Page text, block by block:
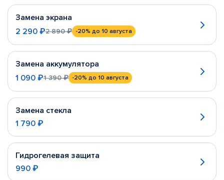
Замена экрана
2 290 ₽2 890 ₽ -20% до 10 августа
Замена аккумулятора
1 090 ₽1 390 ₽ -20% до 10 августа
Замена стекла
1 790 ₽
Гидрогелевая защита
990 ₽